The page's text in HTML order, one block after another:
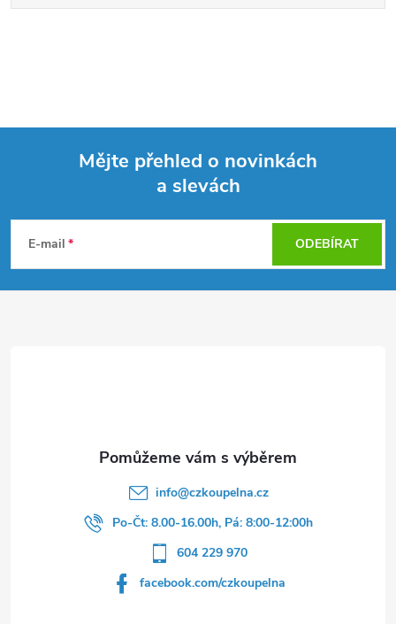
p
Mějte přehled o novinkách
a slevách
E-mail ODEBÍRAT
info@czkoupelna.cz
Po-Čt: 8.00-16.00h, Pá: 8:00-12:00h
604 229 970
facebook.com/czkoupelna